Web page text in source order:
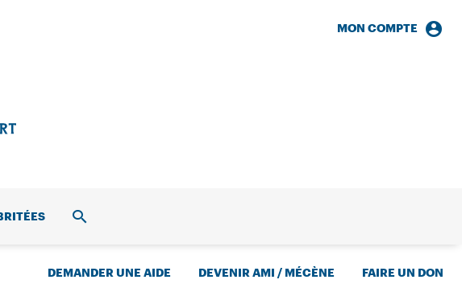
MON COMPTE
RECHERCHE
DEMANDER UNE AIDE DEVENIR AMI / MÉCÈNE FAIRE UN DON